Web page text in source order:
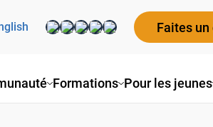
Formations Pour les jeunes
Faites un